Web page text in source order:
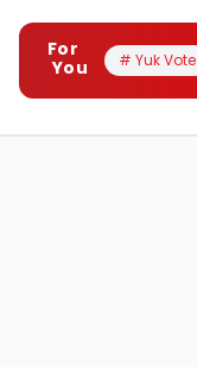
For
You
# Yuk Vote